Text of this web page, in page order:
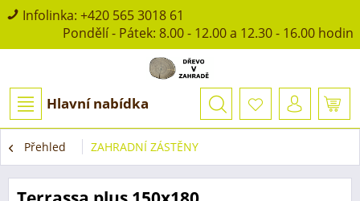
Infolinka: +420 565 3018 61
Pondělí - Pátek: 8.00 - 12.00 a 12.30 - 16.00 hodin
Hlavní nabídka
Přehled ZAHRADNÍ ZÁSTĚNY